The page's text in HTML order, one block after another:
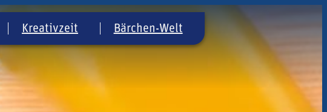
Kreativzeit Bärchen-Welt